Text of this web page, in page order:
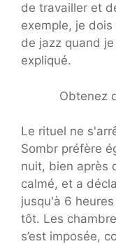
de travailler et
exemple, je
de jazz quand
expliqué.
Obtenez
Le rituel ne
Sombr préfère
nuit, bien après
calmé, et a
jusqu'à 6
tôt. Les
s’est imposée,